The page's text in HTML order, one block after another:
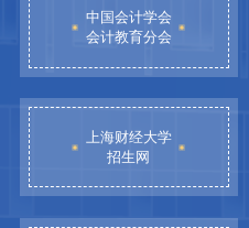
中国会计学会
会计教育分会
上海财经大学
招生网